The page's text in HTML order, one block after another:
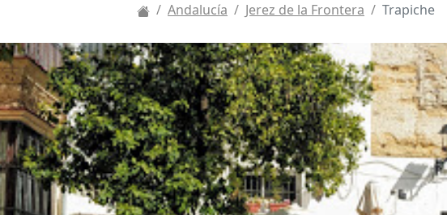
Andalucía Jerez de la Frontera Trapiche